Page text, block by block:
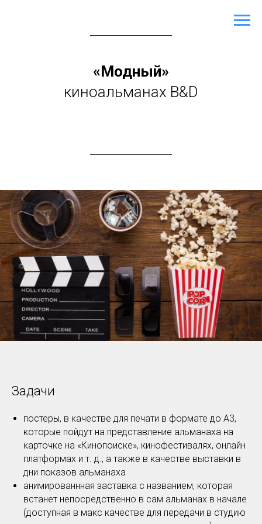
«Модный»
киноальманах B&D
Задачи
постеры, в качестве для печати в формате до А3,
которые пойдут на представление альманаха на
карточке на «Кинопоиске», кинофестивалях, онлайн
платформах и т. д., а также в качестве выставки в
дни показов альманаха
анимированнная заставка с названием, которая
встанет непосредственно в сам альманах в начале
(доступная в макс качестве для передачи в студию